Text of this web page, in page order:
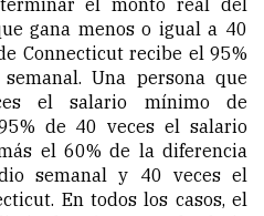
gana menos o igual a 40
Connecticut recibe el 95%
Una persona que
el salario mínimo de
de 40 veces el salario
el 60% de la diferencia
semanal y 40 veces el
En todos los casos, el